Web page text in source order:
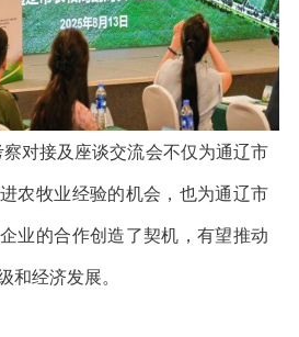
对接及座谈交流会不仅为通辽市
农牧业经验的机会，也为通辽市
业的合作创造了契机，有望推动
和经济发展。